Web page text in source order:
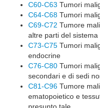
C60-C63 Tumori
C64-C68 Tumori
C69-C72 Tumore
altre parti del
C73-C75 Tumori
endocrine
C76-C80 Tumori
secondari e di sedi
C81-C96 Tumore
ematopoietico e